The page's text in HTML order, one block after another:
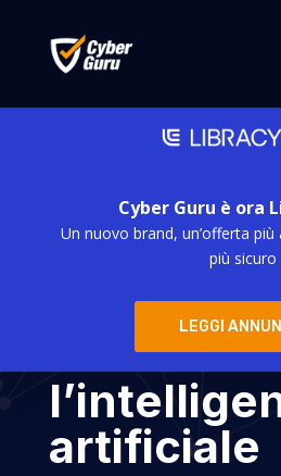
Cyber Guru è ora
Un nuovo brand, un’offerta
più sicuro
LEGGI
AI Act,
prima al
normare
artificiale